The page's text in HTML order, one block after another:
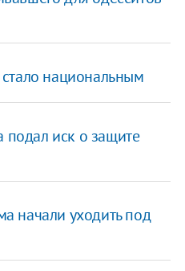
стало национальным
иск о защите
начали уходить под